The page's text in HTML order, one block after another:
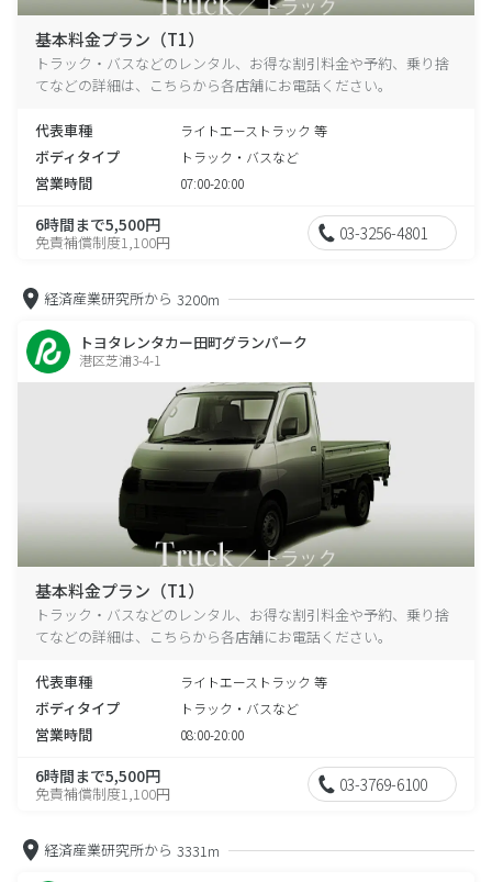
基本料金プラン（T1）
トラック・バスなどのレンタル、お得な割引料金や予約、乗り捨
てなどの詳細は、こちらから各店舗にお電話ください。
代表車種 ライトエーストラック 等
ボディタイプ トラック・バスなど
営業時間 07:00-20:00
6時間まで5,500円
免責補償制度1,100円 03-3256-4801
経済産業研究所から 3200m
トヨタレンタカー田町グランパーク
港区芝浦3-4-1
基本料金プラン（T1）
トラック・バスなどのレンタル、お得な割引料金や予約、乗り捨
てなどの詳細は、こちらから各店舗にお電話ください。
代表車種 ライトエーストラック 等
ボディタイプ トラック・バスなど
営業時間 08:00-20:00
6時間まで5,500円
免責補償制度1,100円 03-3769-6100
経済産業研究所から 3331m